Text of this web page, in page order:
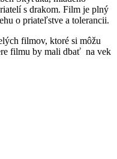
s drakom. Film je plný
o priateľstve a tolerancii.
filmov, ktoré si môžu
filmu by mali dbať na vek